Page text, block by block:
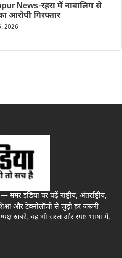
News-रहरा में नाबालिग से
आरोपी गिरफ्तार
2026
इंडिया पर पढ़ें राष्ट्रीय, अंतर्राष्ट्रीय,
और टेक्नोलॉजी से जुड़ी हर जरूरी
खबरें, वह भी सरल और स्पष्ट भाषा में,